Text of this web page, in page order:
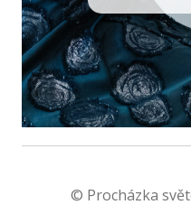
© Procházka